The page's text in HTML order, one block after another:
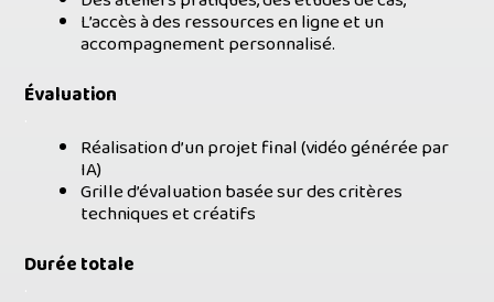
L’accès à des ressources en ligne et un
accompagnement personnalisé.
Évaluation
Réalisation d’un projet final (vidéo générée par
IA)
Grille d’évaluation basée sur des critères
techniques et créatifs
Durée totale